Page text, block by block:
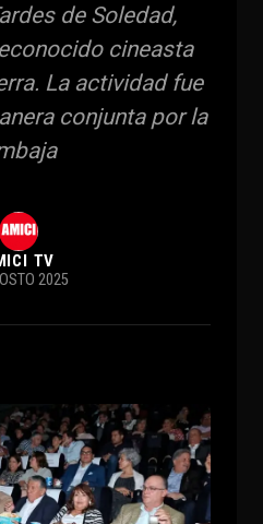
de Soledad,
cineasta
La actividad fue
conjunta por la
TV
2025